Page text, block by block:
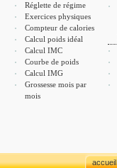
Réglette de régime
Exercices physiques
Compteur de calories
Calcul poids idéal
Calcul IMC
Courbe de poids
Calcul IMG
Grossesse mois par
mois
accueil